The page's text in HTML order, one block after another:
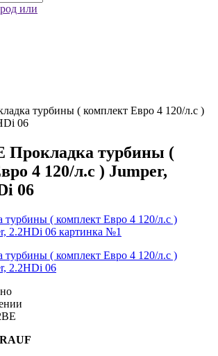
или
турбины ( комплект Евро 4 120/л.с )
06
Прокладка турбины (
4 120/л.с ) Jumper,
06